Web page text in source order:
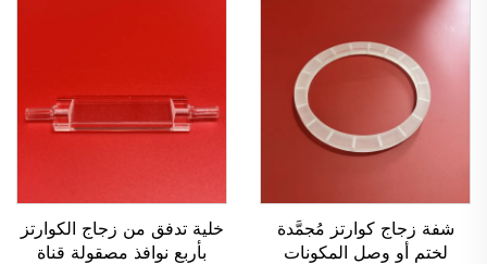
شفة زجاج كوارتز مُجمَّدة
لختم أو وصل المكونات
خلية تدفق من زجاج الكوارتز
بأربع نوافذ مصقولة قناة